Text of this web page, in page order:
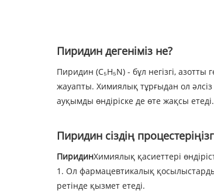
Пиридин дегеніміз не?
Пиридин (C₅H₅N) - бұл негізгі,
жауапты. Химиялық тұрғыдан ол
ауқымды өндіріске де өте жақсы етеді.
Пиридин сіздің
ПиридинХимиялық қасиеттері
1. Ол фармацевтикалық
ретінде қызмет етеді.